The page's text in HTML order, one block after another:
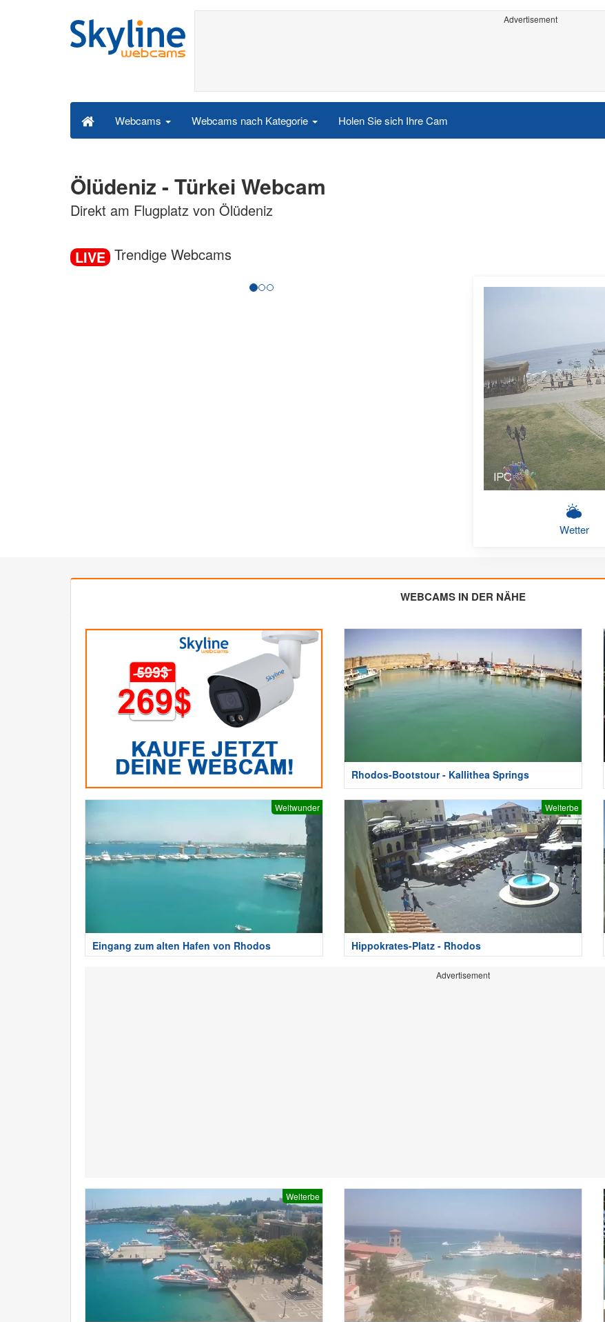
Advertisement
Webcams Webcams nach Kategorie Holen Sie sich Ihre Cam
Ölüdeniz - Türkei Webcam
Direkt am Flugplatz von Ölüdeniz
LIVE Trendige Webcams
Wetter
WEBCAMS IN DER NÄHE
Rhodos-Bootstour - Kallithea Springs
Weltwunder
Eingang zum alten Hafen von Rhodos
Welterbe
Hippokrates-Platz - Rhodos
Advertisement
Welterbe